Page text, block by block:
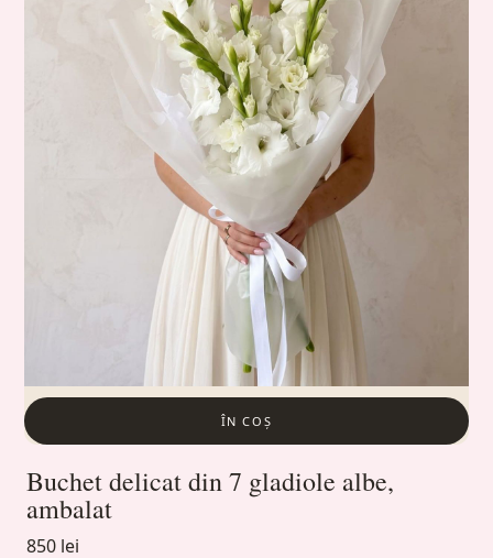
ÎN COȘ
Buchet delicat din 7 gladiole albe,
ambalat
850 lei